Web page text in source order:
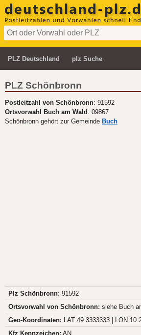
PLZ Deutschland plz Suche
PLZ Schönbronn
Postleitzahl von Schönbronn: 91592
Ortsvorwahl Buch am Wald : 09867
Schönbronn gehört zur Gemeinde Buch
Plz Schönbronn: 91592
Ortsvorwahl von Schönbronn: siehe Buch
Geo-Koordinaten: LAT 49.3333333 | LON
Kfz Kennzeichen: AN